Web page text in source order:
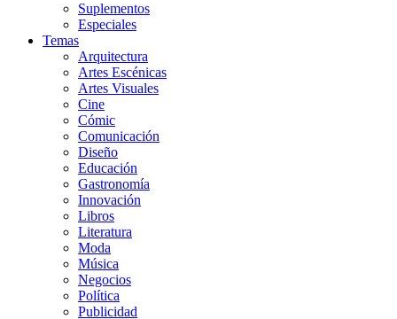
Suplementos
Especiales
Temas
Arquitectura
Artes Escénicas
Artes Visuales
Cine
Cómic
Comunicación
Diseño
Educación
Gastronomía
Innovación
Libros
Literatura
Moda
Música
Negocios
Política
Publicidad